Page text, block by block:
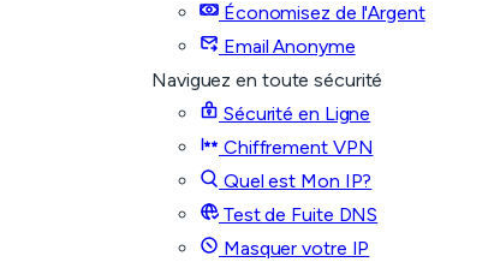
Économisez de l'Argent
Email Anonyme
Naviguez en toute sécurité
Sécurité en Ligne
Chiffrement VPN
Quel est Mon IP?
Test de Fuite DNS
Masquer votre IP